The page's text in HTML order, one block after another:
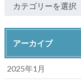
アーカイブ
2025年1月